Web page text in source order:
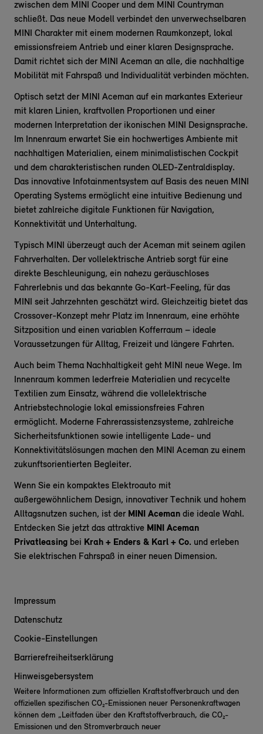
zwischen dem MINI Cooper und dem MINI Countryman
schließt. Das neue Modell verbindet den unverwechselbaren
MINI Charakter mit einem modernen Raumkonzept, lokal
emissionsfreiem Antrieb und einer klaren Designsprache.
Damit richtet sich der MINI Aceman an alle, die nachhaltige
Mobilität mit Fahrspaß und Individualität verbinden möchten.
Optisch setzt der MINI Aceman auf ein markantes Exterieur
mit klaren Linien, kraftvollen Proportionen und einer
modernen Interpretation der ikonischen MINI Designsprache.
Im Innenraum erwartet Sie ein hochwertiges Ambiente mit
nachhaltigen Materialien, einem minimalistischen Cockpit
und dem charakteristischen runden OLED-Zentraldisplay.
Das innovative Infotainmentsystem auf Basis des neuen MINI
Operating Systems ermöglicht eine intuitive Bedienung und
bietet zahlreiche digitale Funktionen für Navigation,
Konnektivität und Unterhaltung.
Typisch MINI überzeugt auch der Aceman mit seinem agilen
Fahrverhalten. Der vollelektrische Antrieb sorgt für eine
direkte Beschleunigung, ein nahezu geräuschloses
Fahrerlebnis und das bekannte Go-Kart-Feeling, für das
MINI seit Jahrzehnten geschätzt wird. Gleichzeitig bietet das
Crossover-Konzept mehr Platz im Innenraum, eine erhöhte
Sitzposition und einen variablen Kofferraum – ideale
Voraussetzungen für Alltag, Freizeit und längere Fahrten.
Auch beim Thema Nachhaltigkeit geht MINI neue Wege. Im
Innenraum kommen lederfreie Materialien und recycelte
Textilien zum Einsatz, während die vollelektrische
Antriebstechnologie lokal emissionsfreies Fahren
ermöglicht. Moderne Fahrerassistenzsysteme, zahlreiche
Sicherheitsfunktionen sowie intelligente Lade- und
Konnektivitätslösungen machen den MINI Aceman zu einem
zukunftsorientierten Begleiter.
Wenn Sie ein kompaktes Elektroauto mit
außergewöhnlichem Design, innovativer Technik und hohem
Alltagsnutzen suchen, ist der MINI Aceman die ideale Wahl.
Entdecken Sie jetzt das attraktive MINI Aceman
Privatleasing bei Krah + Enders & Karl + Co. und erleben
Sie elektrischen Fahrspaß in einer neuen Dimension.
Impressum
Datenschutz
Cookie-Einstellungen
Barrierefreiheitserklärung
Hinweisgebersystem
Weitere Informationen zum offiziellen Kraftstoffverbrauch und den
offiziellen spezifischen CO₂-Emissionen neuer Personenkraftwagen
können dem „Leitfaden über den Kraftstoffverbrauch, die CO₂-
Emissionen und den Stromverbrauch neuer